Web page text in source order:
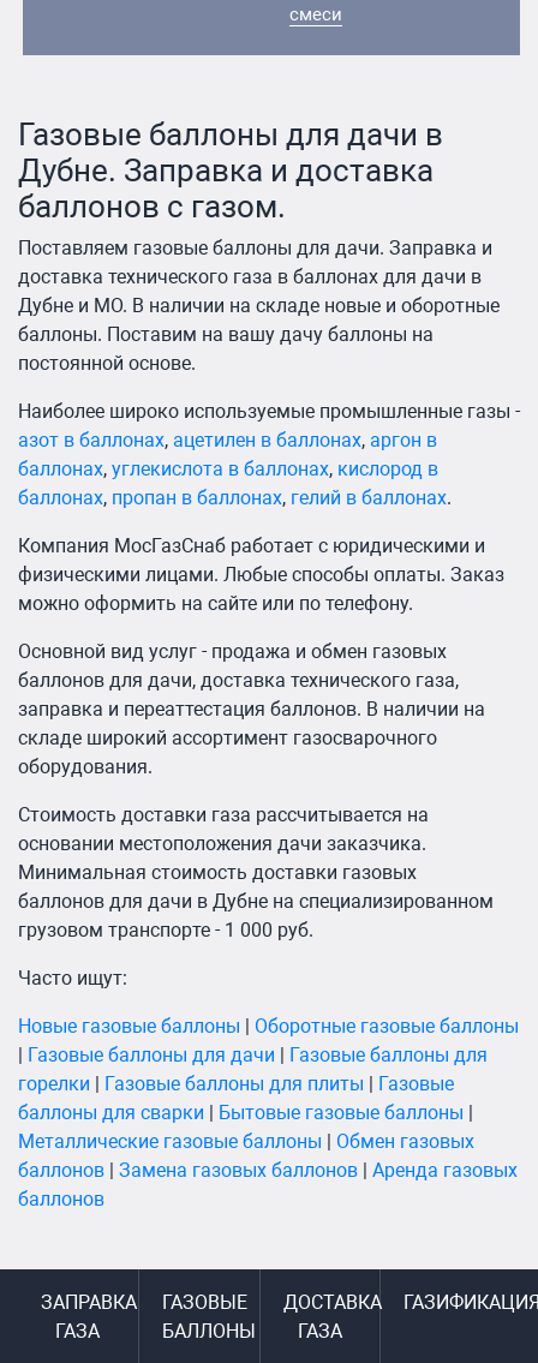
смеси
Газовые баллоны для дачи в
Дубне. Заправка и доставка
баллонов с газом.
Поставляем газовые баллоны для дачи. Заправка и
доставка технического газа в баллонах для дачи в
Дубне и МО. В наличии на складе новые и оборотные
баллоны. Поставим на вашу дачу баллоны на
постоянной основе.
Наиболее широко используемые промышленные газы -
азот в баллонах, ацетилен в баллонах, аргон в
баллонах, углекислота в баллонах, кислород в
баллонах, пропан в баллонах, гелий в баллонах.
Компания МосГазСнаб работает с юридическими и
физическими лицами. Любые способы оплаты. Заказ
можно оформить на сайте или по телефону.
Основной вид услуг - продажа и обмен газовых
баллонов для дачи, доставка технического газа,
заправка и переаттестация баллонов. В наличии на
складе широкий ассортимент газосварочного
оборудования.
Стоимость доставки газа рассчитывается на
основании местоположения дачи заказчика.
Минимальная стоимость доставки газовых
баллонов для дачи в Дубне на специализированном
грузовом транспорте - 1 000 руб.
Часто ищут:
Новые газовые баллоны | Оборотные газовые баллоны
| Газовые баллоны для дачи | Газовые баллоны для
горелки | Газовые баллоны для плиты | Газовые
баллоны для сварки | Бытовые газовые баллоны |
Металлические газовые баллоны | Обмен газовых
баллонов | Замена газовых баллонов | Аренда газовых
баллонов
ЗАПРАВКА
ГАЗА
ГАЗОВЫЕ
БАЛЛОНЫ
ДОСТАВКА
ГАЗА